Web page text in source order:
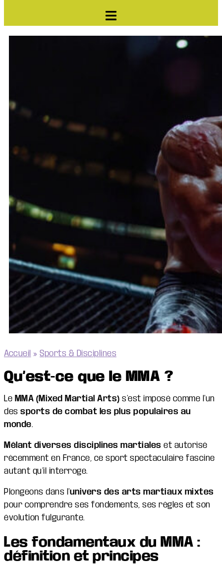
Accueil » Sports & Disciplines
Qu’est-ce que le MMA ?
Le MMA (Mixed Martial Arts) s’est imposé comme l’un
des sports de combat les plus populaires au
monde.
Mêlant diverses disciplines martiales et autorisé
récemment en France, ce sport spectaculaire fascine
autant qu’il interroge.
Plongeons dans l’univers des arts martiaux mixtes
pour comprendre ses fondements, ses règles et son
évolution fulgurante.
Les fondamentaux du MMA :
définition et principes